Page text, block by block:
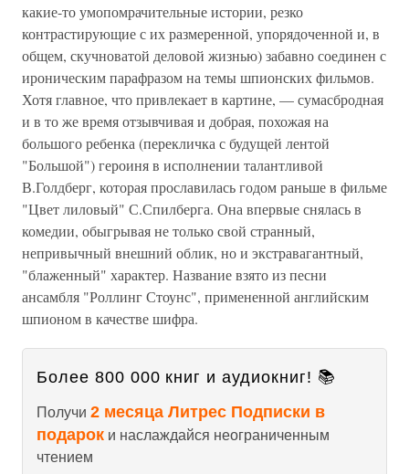
какие-то умопомрачительные истории, резко
контрастирующие с их размеренной, упорядоченной и, в
общем, скучноватой деловой жизнью) забавно соединен с
ироническим парафразом на темы шпионских фильмов.
Хотя главное, что привлекает в картине, — сумасбродная
и в то же время отзывчивая и добрая, похожая на
большого ребенка (перекличка с будущей лентой
"Большой") героиня в исполнении талантливой
В.Голдберг, которая прославилась годом раньше в фильме
"Цвет лиловый" С.Спилберга. Она впервые снялась в
комедии, обыгрывая не только свой странный,
непривычный внешний облик, но и экстравагантный,
"блаженный" характер. Название взято из песни
ансамбля "Роллинг Стоунс", примененной английским
шпионом в качестве шифра.
Более 800 000 книг и аудиокниг! 📚
Получи 2 месяца Литрес Подписки в
подарок и наслаждайся неограниченным
чтением